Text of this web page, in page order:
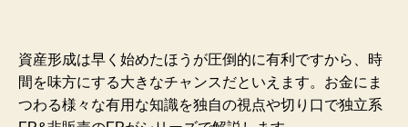
資産形成は早く始めたほうが圧倒的に有利ですから、時
間を味方にする大きなチャンスだといえます。 お金にま
つわる様々な有用な知識を独自の視点や切り口で独立系